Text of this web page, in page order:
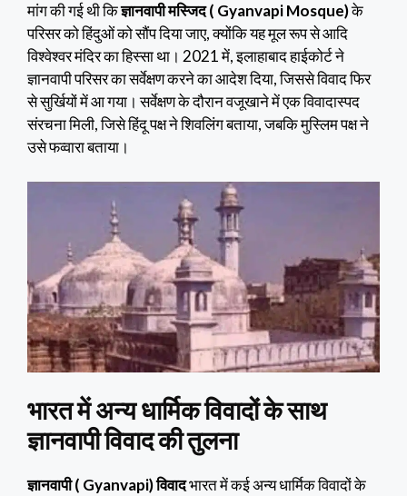
मांग की गई थी किज्ञानवापी मस्जिद ( Gyanvapi Mosque)के
परिसर को हिंदुओं को सौंप दिया जाए, क्योंकि यह मूल रूप से आदि
विश्वेश्वर मंदिर का हिस्सा था। 2021 में, इलाहाबाद हाईकोर्ट ने
ज्ञानवापी परिसर का सर्वेक्षण करने का आदेश दिया, जिससे विवाद फिर
से सुर्खियों में आ गया। सर्वेक्षण के दौरान वजूखाने में एक विवादास्पद
संरचना मिली, जिसे हिंदू पक्ष ने शिवलिंग बताया, जबकि मुस्लिम पक्ष ने
उसे फव्वारा बताया।
भारत में अन्य धार्मिक विवादों के साथ
ज्ञानवापी विवाद की तुलना
ज्ञानवापी ( Gyanvapi) विवादभारत में कई अन्य धार्मिक विवादों के